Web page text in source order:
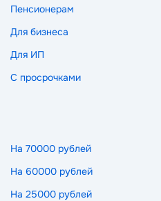
Пенсионерам
Для бизнеса
Для ИП
С просрочками
На 70000 рублей
На 60000 рублей
На 25000 рублей